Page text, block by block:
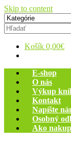
Skip to content
Zelený dom
Antikvariát
Košík 0,00€
E-shop
O nás
Výkup
Kontakt
Napíšte
Osobný
Ako